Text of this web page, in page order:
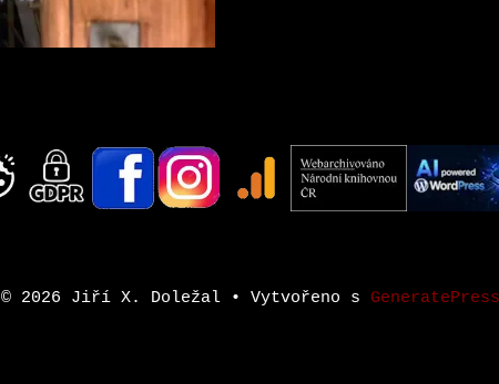
© 2026 Jiří X. Doležal • Vytvořeno s GeneratePress